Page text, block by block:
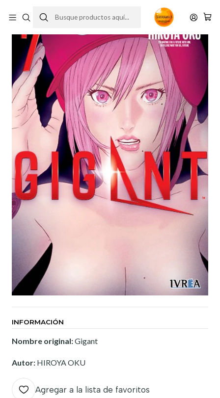
INFORMACIÓN
Nombre original:Gigant
Autor: HIROYA OKU
Agregar a la lista de favoritos